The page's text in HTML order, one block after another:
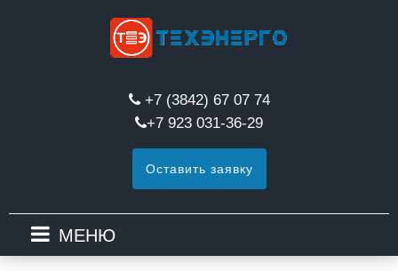
+7 (3842) 67 07 74
+7 923 031-36-29
Оставить заявку
МЕНЮ